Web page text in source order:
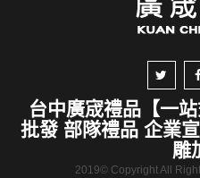
台中廣宬禮品【一
批發 部隊禮品 企業
雕
2019© Copyright All